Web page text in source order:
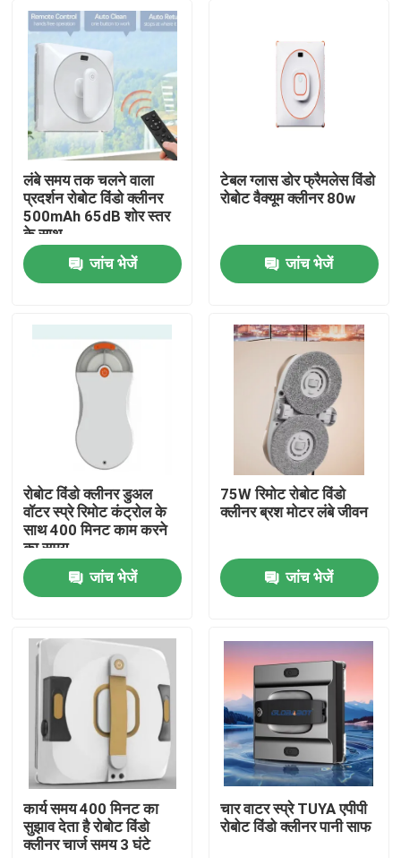
घर
हमारे बारे में
कारखाना भ्रमण
एक उद्धरण का अनुरोध करें
रोबोट वैक्यूम क्लीनर
रोबोट विंडो क्लीनर
लंबे समय तक चलने वाला
प्रदर्शन रोबोट विंडो क्लीनर
500mAh 65dB शोर स्तर
के साथ
जांच भेजें
टेबल ग्लास डोर फ्रैमलेस विंडो
रोबोट वैक्यूम क्लीनर 80w
जांच भेजें
रोबोट विंडो क्लीनर डुअल
वॉटर स्प्रे रिमोट कंट्रोल के
साथ 400 मिनट काम करने
का समय
जांच भेजें
75W रिमोट रोबोट विंडो
क्लीनर ब्रश मोटर लंबे जीवन
जांच भेजें
कार्य समय 400 मिनट का
सुझाव देता है रोबोट विंडो
क्लीनर चार्ज समय 3 घंटे
चार वाटर स्प्रे TUYA एपीपी
रोबोट विंडो क्लीनर पानी साफ